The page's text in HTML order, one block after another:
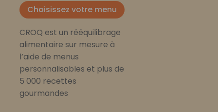
Choisissez votre menu
CROQ est un rééquilibrage
alimentaire sur mesure à
l’aide de menus
personnalisables et plus de
5 000 recettes
gourmandes